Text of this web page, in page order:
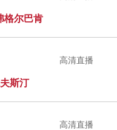
格尔巴肯
斯汀
高清直播
高清直播